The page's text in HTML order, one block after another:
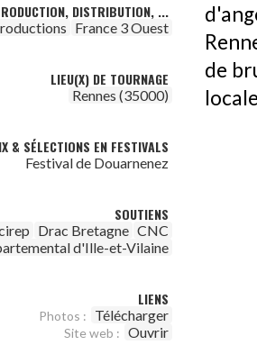
DISTRIBUTION, ...
France 3 Ouest
LIEU(X) DE TOURNAGE
Rennes (35000)
& SÉLECTIONS EN FESTIVALS
Festival de Douarnenez
SOUTIENS
Drac Bretagne CNC
d'Ille-et-Vilaine
LIENS
Photos : Télécharger
Site web : Ouvrir
de